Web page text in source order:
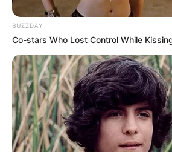
Tinggi, Berat & Penampilan Fisik
Tinggi: – cm
Berat: – kg
Golongan Darah: –
Warna Rambut: Hitam
Warna Mata: Hitam
Warna Kulit: Putih
BUZZDAY
Co-stars Who Lost Control While